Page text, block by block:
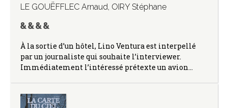
LE GOUËFFLEC Arnaud, OIRY Stéphane
À la sortie d’un hôtel, Lino Ventura est interpellé
par un journaliste qui souhaite l’interviewer.
Immédiatement l’intéressé prétexte un avion…